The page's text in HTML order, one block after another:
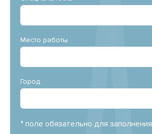
Место работы
Город
* поле обязательно для заполнения